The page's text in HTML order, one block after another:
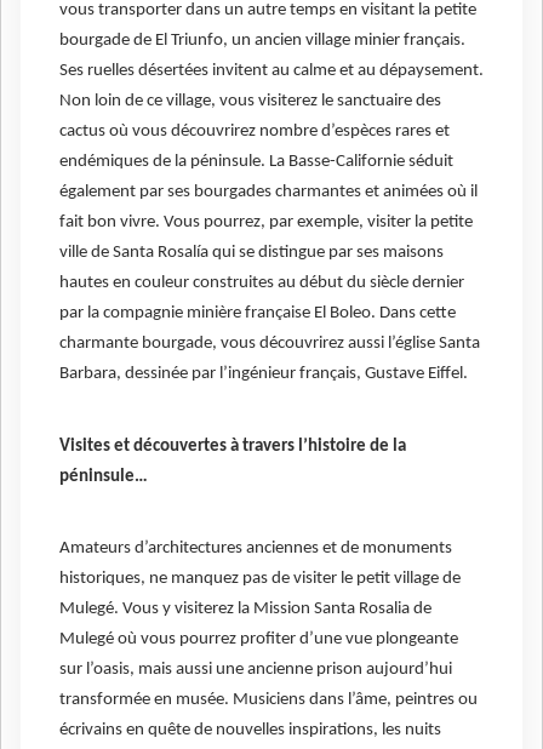
vous transporter dans un autre temps en visitant la petite
bourgade de El Triunfo, un ancien village minier français.
Ses ruelles désertées invitent au calme et au dépaysement.
Non loin de ce village, vous visiterez le sanctuaire des
cactus où vous découvrirez nombre d’espèces rares et
endémiques de la péninsule. La Basse-Californie séduit
également par ses bourgades charmantes et animées où il
fait bon vivre. Vous pourrez, par exemple, visiter la petite
ville de Santa Rosalía qui se distingue par ses maisons
hautes en couleur construites au début du siècle dernier
par la compagnie minière française El Boleo. Dans cette
charmante bourgade, vous découvrirez aussi l’église Santa
Barbara, dessinée par l’ingénieur français, Gustave Eiffel.
Visites et découvertes à travers l’histoire de la
péninsule…
Amateurs d’architectures anciennes et de monuments
historiques, ne manquez pas de visiter le petit village de
Mulegé. Vous y visiterez la Mission Santa Rosalia de
Mulegé où vous pourrez profiter d’une vue plongeante
sur l’oasis, mais aussi une ancienne prison aujourd’hui
transformée en musée. Musiciens dans l’âme, peintres ou
écrivains en quête de nouvelles inspirations, les nuits